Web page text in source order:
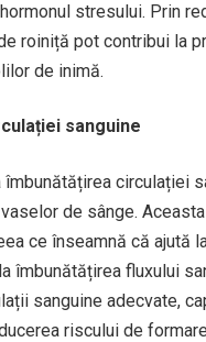
stresului. Prin
roiniță pot contribui la
de inimă.
sanguine
îmbunătățirea circulației
de sânge.
ce înseamnă că ajută
îmbunătățirea fluxului
sanguine adecvate,
riscului de